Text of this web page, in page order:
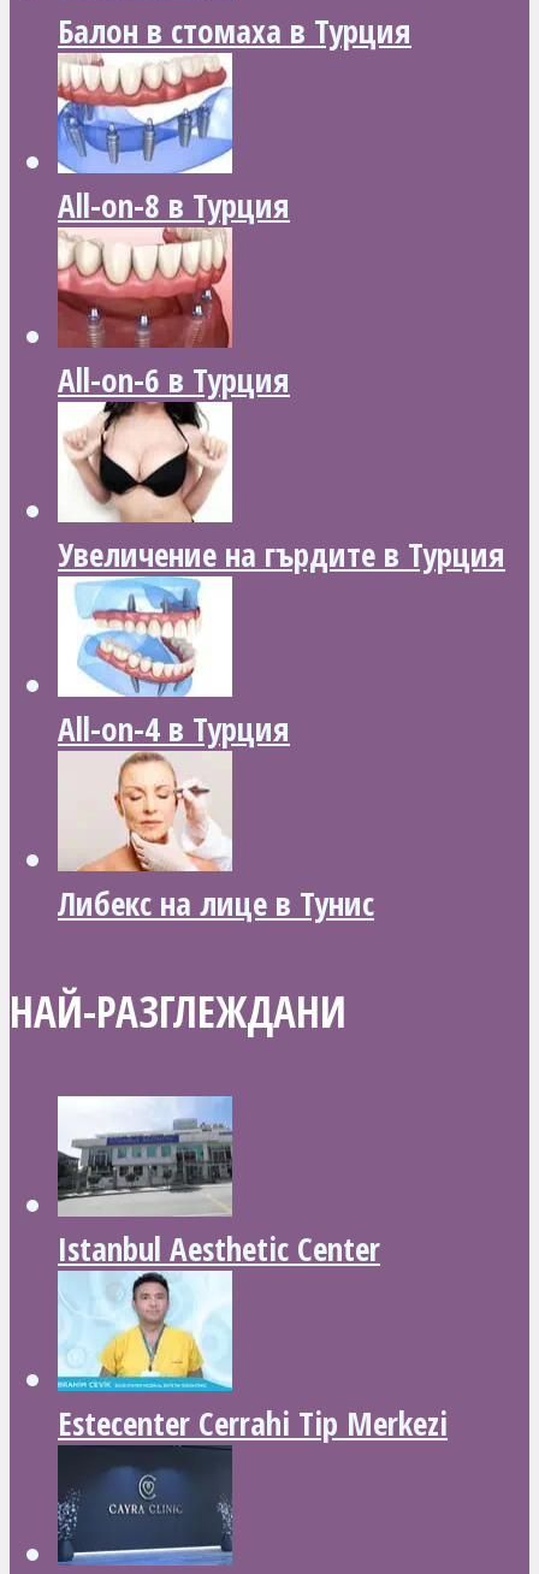
Балон в стомаха в Турция
All-on-8 в Турция
All-on-6 в Турция
Увеличение на гърдите в Турция
All-on-4 в Турция
Либекс на лице в Тунис
НАЙ-РАЗГЛЕЖДАНИ
Istanbul Aesthetic Center
Estecenter Cerrahi Tip Merkezi